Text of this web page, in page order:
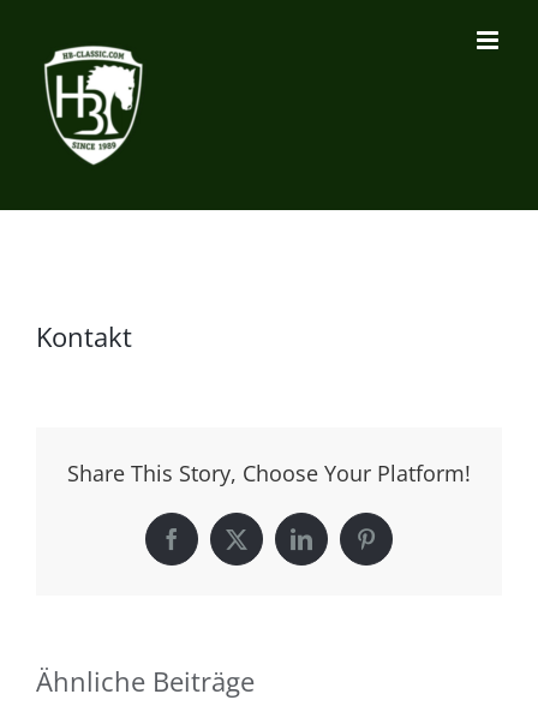
Inhalt
springen
Kontakt
Share This Story, Choose Your Platform!
Facebook
X LinkedInPinterest
Ähnliche Beiträge